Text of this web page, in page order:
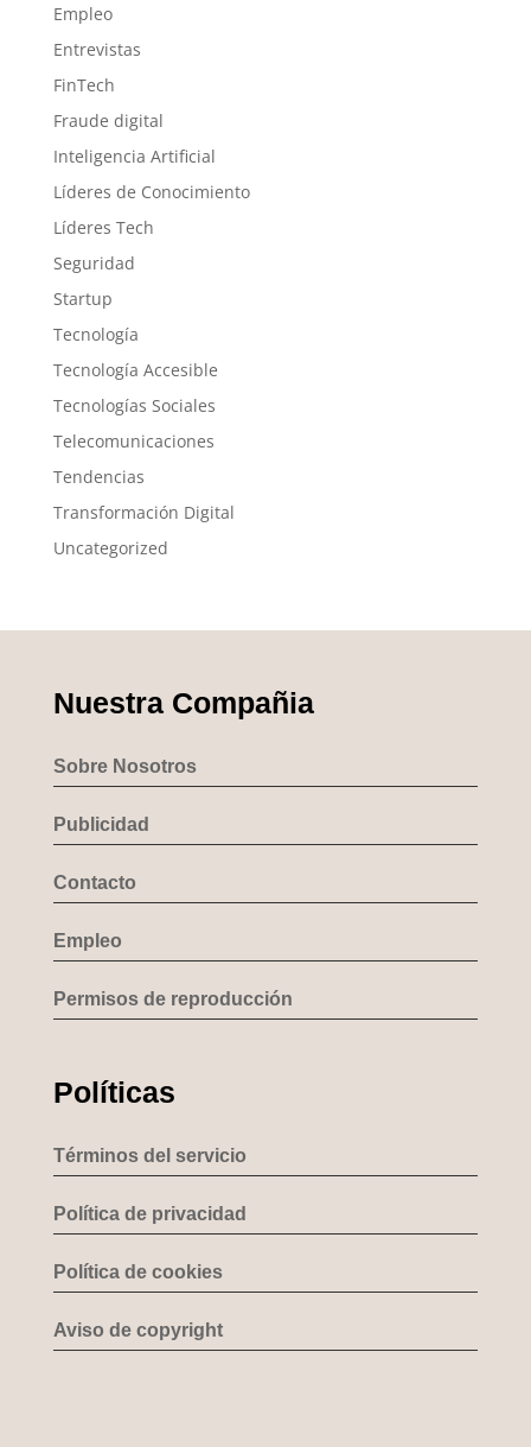
Empleo
Entrevistas
FinTech
Fraude digital
Inteligencia Artificial
Líderes de Conocimiento
Líderes Tech
Seguridad
Startup
Tecnología
Tecnología Accesible
Tecnologías Sociales
Telecomunicaciones
Tendencias
Transformación Digital
Uncategorized
Nuestra Compañia
Sobre Nosotros
Publicidad
Contacto
Empleo
Permisos de reproducción
Políticas
Términos del servicio
Política de privacidad
Política de cookies
Aviso de copyright